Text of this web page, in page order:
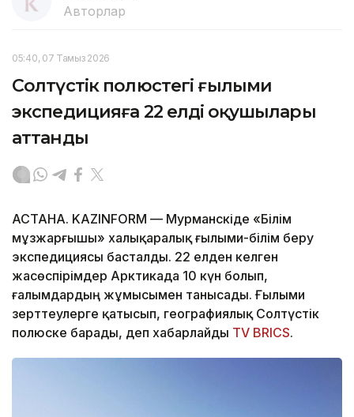
Авторлар
05:40, 07 Тамыз 2026
Солтүстік полюстегі ғылыми
экспедицияға 22 елдің оқушылары
аттанды
АСТАНА. KAZINFORM — Мурманскіде «Білім
мұзжарғышы» халықаралық ғылыми-білім беру
экспедициясы басталды. 22 елден келген
жасөспірімдер Арктикада 10 күн болып,
ғалымдардың жұмысымен танысады. Ғылыми
зерттеулерге қатысып, географиялық Солтүстік
полюске барады, деп хабарлайды TV BRICS.